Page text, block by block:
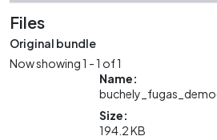
Files
Original bundle
Now showing1 - 1 of 1
Name:
Size:
194.2 KB